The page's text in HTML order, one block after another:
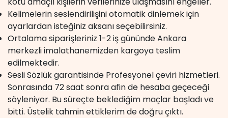
Kelimelerin seslendirilişini otomatik dinlemek için
ayarlardan isteğiniz aksanı seçebilirsiniz.
Ortalama siparişleriniz 1-2 iş gününde Ankara
merkezli imalathanemizden kargoya teslim
edilmektedir.
Sesli Sözlük garantisinde Profesyonel çeviri hizmetleri.
Sonrasında 72 saat sonra afin de hesaba geçeceği
söyleniyor. Bu süreçte beklediğim maçlar başladı ve
bitti. Üstelik tahmin ettiklerim de doğru çıktı.